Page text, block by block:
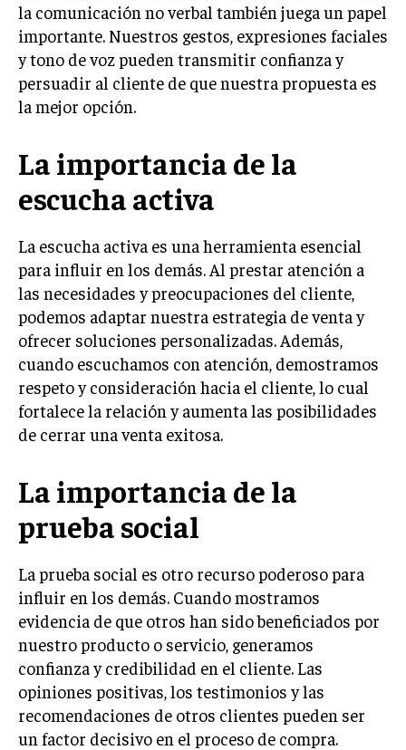
LIDERAZGO
HABILIDADES DIRECTIVAS
EMPRENDIMIENTO
PLANIFICACIÓN EMPRESARIAL
FINANZAS
FINANZAS Y CONTABILIDAD
GESTIÓN DE RECURSOS FINANCIEROS
INVERSIONES Y MERCADOS FINANCIEROS
CONTABILIDAD EMPRESARIAL
ECONOMÍA EMPRESARIAL
INTERNACIONAL
NEGOCIOS INTERNACIONALES
COMERCIO INTERNACIONAL
IMPORTACIÓN Y EXPORTACIÓN
ALIANZAS ESTRATÉGICAS
SOSTENIBILIDAD Y MEDIO AMBIENTE
TRANSFORMACIÓN DIGITAL
ANALÍTICA EMPRESARIAL Y BUSINESS
INTELLIGENCE
CIBERSEGURIDAD EMPRESARIAL
la comunicación no verbal también juega un papel
importante. Nuestros gestos, expresiones faciales
y tono de voz pueden transmitir confianza y
persuadir al cliente de que nuestra propuesta es
la mejor opción.
La importancia de la
escucha activa
La escucha activa es una herramienta esencial
para influir en los demás. Al prestar atención a
las necesidades y preocupaciones del cliente,
podemos adaptar nuestra estrategia de venta y
ofrecer soluciones personalizadas. Además,
cuando escuchamos con atención, demostramos
respeto y consideración hacia el cliente, lo cual
fortalece la relación y aumenta las posibilidades
de cerrar una venta exitosa.
La importancia de la
prueba social
La prueba social es otro recurso poderoso para
influir en los demás. Cuando mostramos
evidencia de que otros han sido beneficiados por
nuestro producto o servicio, generamos
confianza y credibilidad en el cliente. Las
opiniones positivas, los testimonios y las
recomendaciones de otros clientes pueden ser
un factor decisivo en el proceso de compra.